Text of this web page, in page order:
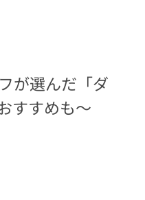
が選んだ「ダ
すすめも〜